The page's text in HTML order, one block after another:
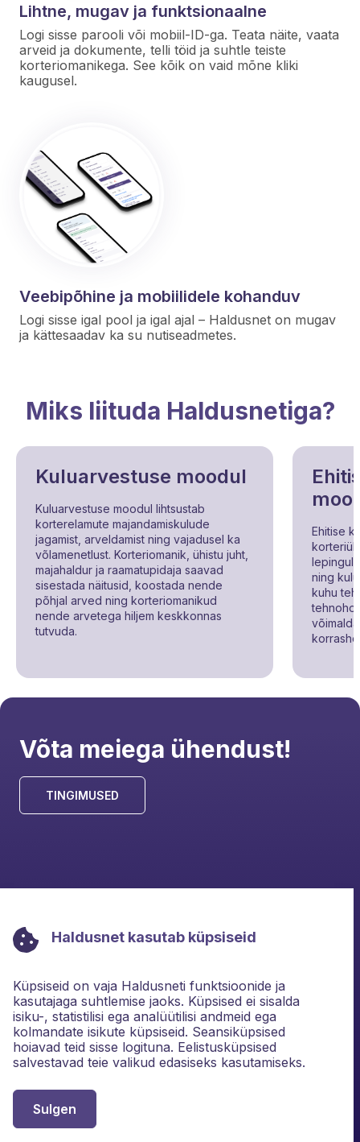
Lihtne, mugav ja funktsionaalne
Logi sisse parooli või mobiil-ID-ga. Teata näite, vaata
arveid ja dokumente, telli töid ja suhtle teiste
korteriomanikega. See kõik on vaid mõne kliki
kaugusel.
Veebipõhine ja mobiilidele kohanduv
Logi sisse igal pool ja igal ajal – Haldusnet on mugav
ja kättesaadav ka su nutiseadmetes.
Miks liituda Haldusnetiga?
Kuluarvestuse moodul
Kuluarvestuse moodul lihtsustab
korterelamute majandamiskulude
jagamist, arveldamist ning vajadusel ka
võlamenetlust. Korteriomanik, ühistu juht,
majahaldur ja raamatupidaja saavad
sisestada näitusid, koostada nende
põhjal arved ning korteriomanikud
nende arvetega hiljem keskkonnas
tutvuda.
Ehitise
ning
kuhu
Võta meiega ühendust!
TINGIMUSED
haldusnet@kvatro.ee
+372 662 2680 (09.00-16.30)
Haldusnet ⓒ 2022
Kõik õigused kaitstud
Haldusnet kasutab küpsiseid
Küpsiseid on vaja Haldusneti funktsioonide ja
kasutajaga suhtlemise jaoks. Küpsised ei sisalda
isiku-, statistilisi ega analüütilisi andmeid ega
kolmandate isikute küpsiseid. Seansiküpsised
hoiavad teid sisse logituna. Eelistusküpsised
salvestavad teie valikud edasiseks kasutamiseks.
Sulgen